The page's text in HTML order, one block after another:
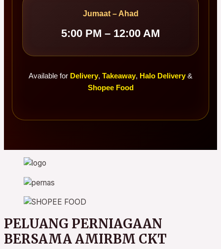
Jumaat – Ahad
5:00 PM – 12:00 AM
Available for Delivery, Takeaway, Halo Delivery &
Shopee Food
PELUANG PERNIAGAAN
BERSAMA AMIRBM CKT